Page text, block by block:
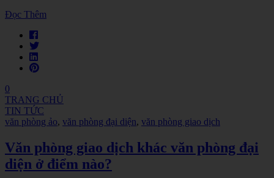
Đọc Thêm
0
TRANG CHỦ
TIN TỨC
văn phòng ảo, văn phòng đại diện, văn phòng giao dịch
Văn phòng giao dịch khác văn phòng đại
diện ở điểm nào?